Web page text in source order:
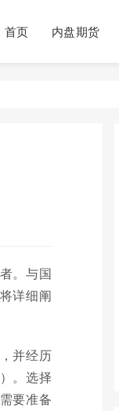
首页 内盘期货
。与国
详细阐
并经历
。选择
要准备